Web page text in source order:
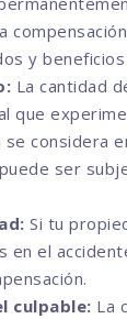
y
La cantidad
que
considera
ser
Si tu
en el
culpable: La